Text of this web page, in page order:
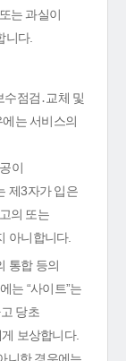
는 과실이
니다.
점검․교체 및
는 서비스의
이
제3자가 입은
의 또는
아니합니다.
통합 등의
는 “사이트”는
당초
보상합니다.